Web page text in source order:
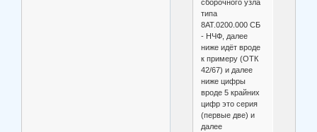
сборочного узла
типа
8АТ.0200.000 СБ
- НЧФ, далее
ниже идёт вроде
к примеру (ОТК
42/67) и далее
ниже цифры
вроде 5 крайних
цифр это серия
(первые две) и
далее